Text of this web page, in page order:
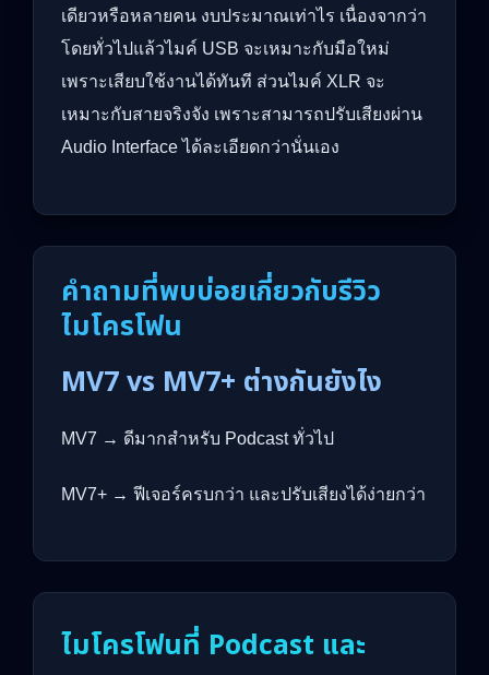
เดียวหรือหลายคน งบประมาณเท่าไร เนื่องจากว่า
โดยทั่วไปแล้วไมค์ USB จะเหมาะกับมือใหม่
เพราะเสียบใช้งานได้ทันที ส่วนไมค์ XLR จะ
เหมาะกับสายจริงจัง เพราะสามารถปรับเสียงผ่าน
Audio Interface ได้ละเอียดกว่านั่นเอง
คำถามที่พบบ่อยเกี่ยวกับรีวิว
ไมโครโฟน
MV7 vs MV7+ ต่างกันยังไง
MV7 → ดีมากสำหรับ Podcast ทั่วไป
MV7+ → ฟีเจอร์ครบกว่า และปรับเสียงได้ง่ายกว่า
ไมโครโฟนที่ Podcast และ